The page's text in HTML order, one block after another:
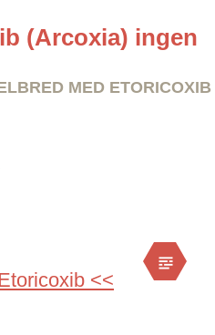
(Arcoxia) ingen
MED ETORICOXIB
<<